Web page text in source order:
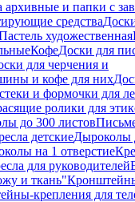
архивные и папки с
средства
художественная
КофеДоски для
для черчения и
и кофе для них
и формочки для
ролики для
до 300 листов
детскиеДыроколы
на 1 отверстие
для руководителей
и ткань"
крепления для